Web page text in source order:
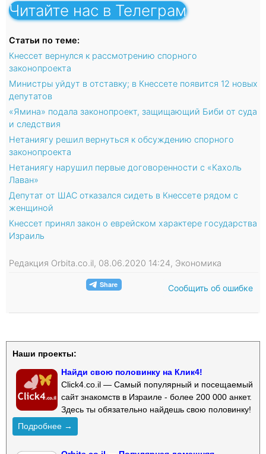
Читайте нас в Телеграм
Статьи по теме:
Кнессет вернулся к рассмотрению спорного
законопроекта
Министры уйдут в отставку; в Кнессете появится 12 новых
депутатов
«Ямина» подала законопроект, защищающий Биби от суда
и следствия
Нетаниягу решил вернуться к обсуждению спорного
законопроекта
Нетаниягу нарушил первые договоренности с «Кахоль
Лаван»
Депутат от ШАС отказался сидеть в Кнессете рядом с
женщиной
Кнессет принял закон о еврейском характере государства
Израиль
Редакция Orbita.co.il, 08.06.2020 14:24, Экономика
Сообщить об ошибке
Наши проекты:
Найди свою половинку на Клик4!
Click4.co.il — Самый популярный и посещаемый
сайт знакомств в Израиле - более 200 000 анкет.
Здесь ты обязательно найдешь свою половинку!
Подробнее →